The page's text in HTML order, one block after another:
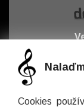
Cookies